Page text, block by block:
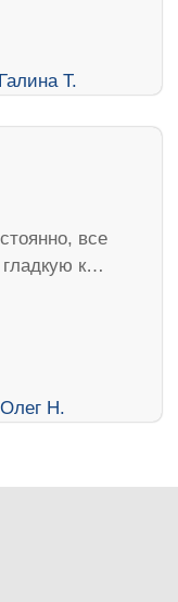
все
к…